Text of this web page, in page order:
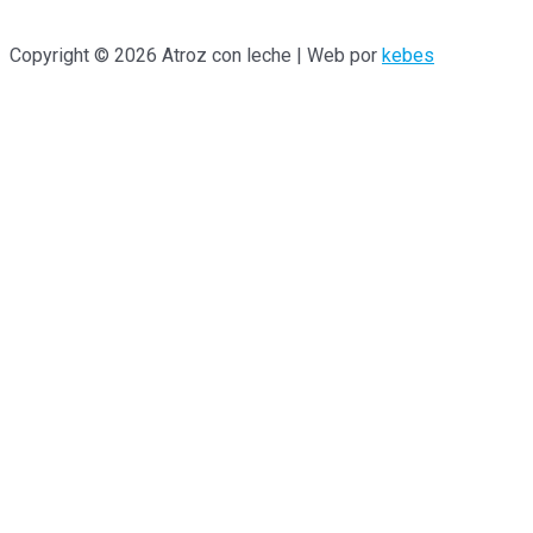
Copyright © 2026 Atroz con leche | Web por kebes